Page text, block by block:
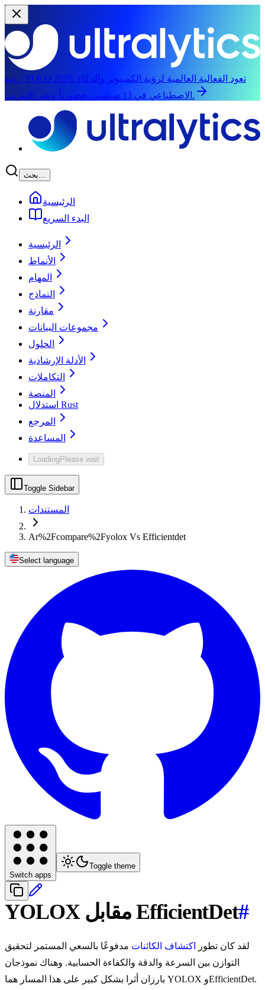
رؤية YOLO 2026: تعود الفعالية العالمية لرؤية الكمبيوتر والذكاء
الاصطناعي في 13 سبتمبر، حضورياً وعبر الإنترنت.
بحث...
الرئيسية
البدء السريع
الرئيسية
الأنماط
المهام
النماذج
مقارنة
مجموعات البيانات
الحلول
الأدلة الإرشادية
التكاملات
المنصة
استدلال Rust
المرجع
المساعدة
LoadingPlease wait
Toggle Sidebar
المستندات
Ar%2Fcompare%2Fyolox Vs Efficientdet
Select language
Switch apps
Toggle theme
YOLOX مقابل EfficientDet#
لقد كان تطور اكتشاف الكائنات مدفوعًا بالسعي المستمر لتحقيق
التوازن بين السرعة والدقة والكفاءة الحسابية. وهناك نموذجان
بارزان أثرا بشكل كبير على هذا المسار هما YOLOX وEfficientDet.